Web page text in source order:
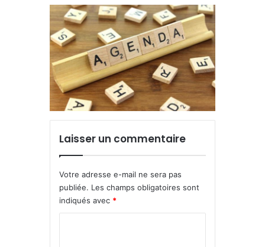
Laisser un commentaire
Votre adresse e-mail ne sera pas
publiée. Les champs obligatoires sont
indiqués avec *